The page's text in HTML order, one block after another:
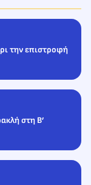
την επιστροφή
στη Β’